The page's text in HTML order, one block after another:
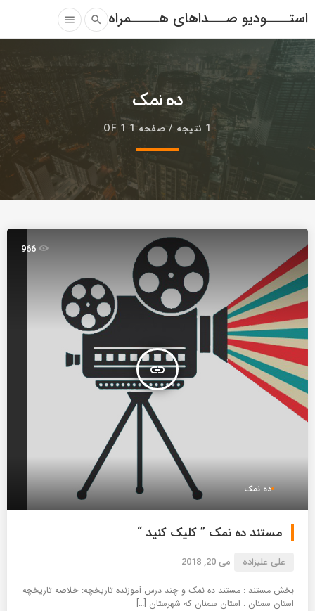
استــــودیو صـــداهای هـــــمراه search
menu
ده نمک
1 نتیجه / صفحه 1 OF 1
insert_link
ده نمک
مستند ده نمک ” کلیک کنید “
علی علیزاده می 20, 2018
بخش مستند : مستند ده نمک و چند درس آموزنده تاریخچه: خلاصه تاریخچه
استان سمنان : استان سمنان که شهرستان […]